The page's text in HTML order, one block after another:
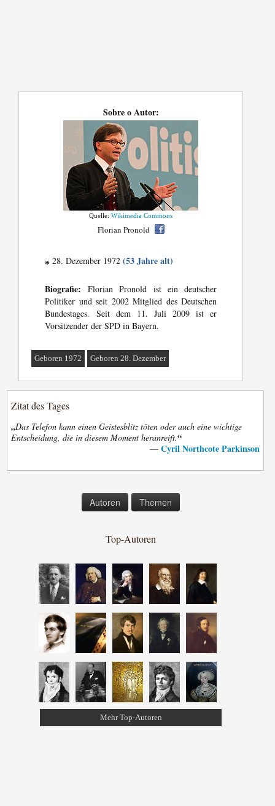
Sobre o Autor:
Quelle:Wikimedia Commons
Florian Pronold
* 28. Dezember 1972(53 Jahre alt)
Biografie: Florian Pronold ist ein deutscher
Politiker und seit 2002 Mitglied des Deutschen
Bundestages. Seit dem 11. Juli 2009 ist er
Vorsitzender der SPD in Bayern.
Geboren 1972 Geboren 28. Dezember
Zitat des Tages
„Das Telefon kann einen Geistesblitz töten oder auch eine wichtige
Entscheidung, die in diesem Moment heranreift.“
— Cyril Northcote Parkinson
Autoren Themen
Top-Autoren
Mehr Top-Autoren